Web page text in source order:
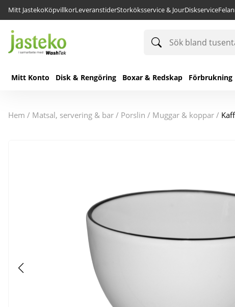
Mitt JastekoKöpvillkorLeveranstiderStorköksservice & JourDiskservice
Sök
bland
produkter
Mitt Konto Disk & Rengöring Boxar & Redskap Förbrukning
hem / matsal, servering & bar / porslin / muggar & koppar /